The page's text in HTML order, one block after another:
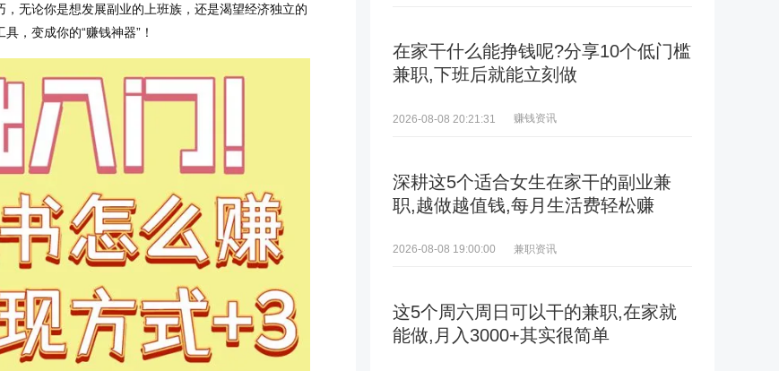
无论你是想发展副业的上班族，还是渴望经济独立的
，变成你的“赚钱神器”！
在家干什么能挣钱呢?分享10个低门槛
兼职,下班后就能立刻做
2026-08-08 20:21:31 赚钱资讯
深耕这5个适合女生在家干的副业兼
职,越做越值钱,每月生活费轻松赚
2026-08-08 19:00:00 兼职资讯
这5个周六周日可以干的兼职,在家就
能做,月入3000+其实很简单